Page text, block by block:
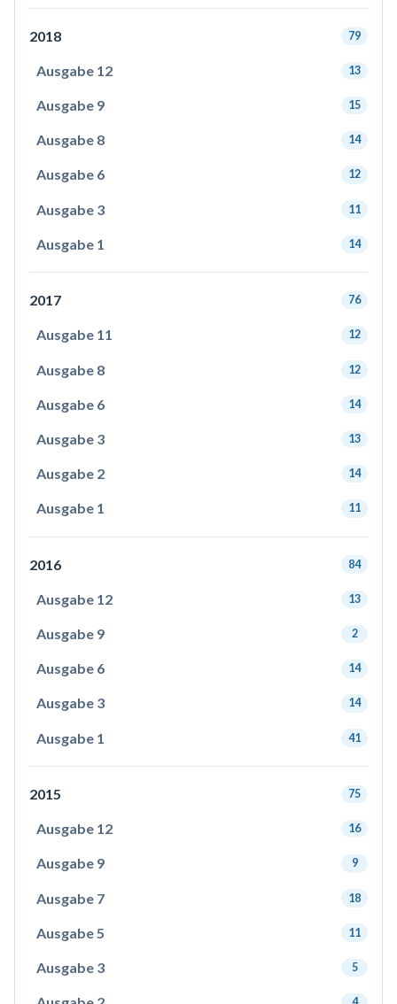
2018 79
Ausgabe 12 13
Ausgabe 9 15
Ausgabe 8 14
Ausgabe 6 12
Ausgabe 3 11
Ausgabe 1 14
2017 76
Ausgabe 11 12
Ausgabe 8 12
Ausgabe 6 14
Ausgabe 3 13
Ausgabe 2 14
Ausgabe 1 11
2016 84
Ausgabe 12 13
Ausgabe 9 2
Ausgabe 6 14
Ausgabe 3 14
Ausgabe 1 41
2015 75
Ausgabe 12 16
Ausgabe 9 9
Ausgabe 7 18
Ausgabe 5 11
Ausgabe 3 5